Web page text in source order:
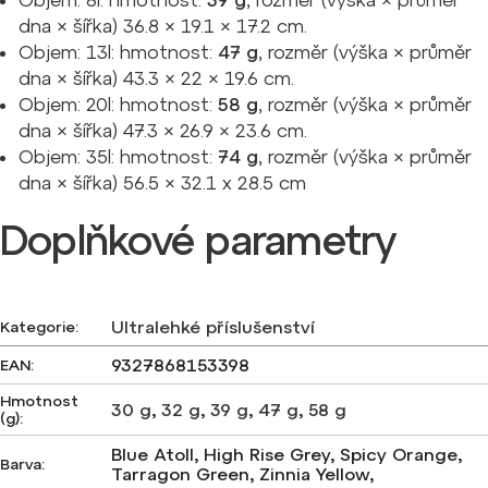
dna × šířka) 36.8 × 19.1 × 17.2 cm.
Objem: 13l: hmotnost: 47 g, rozměr (výška × průměr
dna × šířka) 43.3 × 22 × 19.6 cm.
Objem: 20l: hmotnost: 58 g, rozměr (výška × průměr
dna × šířka) 47.3 × 26.9 × 23.6 cm.
Objem: 35l: hmotnost: 74 g, rozměr (výška × průměr
dna × šířka) 56.5 × 32.1 x 28.5 cm
Doplňkové parametry
Kategorie: Ultralehké příslušenství
EAN: 9327868153398
Hmotnost
(g): 30 g, 32 g, 39 g, 47 g, 58 g
Barva:
Blue Atoll, High Rise Grey, Spicy Orange,
Tarragon Green, Zinnia Yellow,